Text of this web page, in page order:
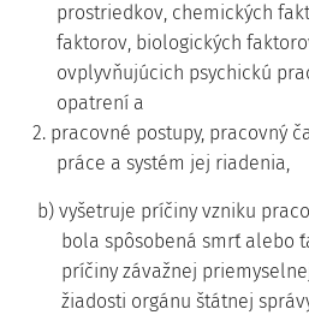
prostriedkov, chemických
faktorov, biologických
ovplyvňujúcich psychickú
opatrení a
2. pracovné postupy, pracovný
práce a systém jej riadenia,
b) vyšetruje príčiny vzniku
bola spôsobená smrť alebo
príčiny závažnej
žiadosti orgánu štátnej